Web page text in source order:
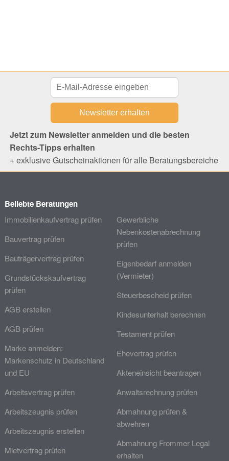
Jetzt zum Newsletter anmelden und die besten
Rechts-Tipps erhalten
+ exklusive Gutscheinaktionen für alle Beratungsbereiche
Beliebte Beratungen
Immobilienkaufvertrag prüfen
Bauvertrag prüfen
Bauträgervertrag prüfen
Grundstückskaufvertrag
prüfen
AGB erstellen
AGB prüfen
Marke anmelden:
Markenschutz in Deutschland
und EU
Arbeitsvertrag prüfen
Arbeitszeugnis prüfen
Arbeitszeugnis erstellen
Mietvertrag prüfen
Gewerbliche
Nebenkostenabrechnung
prüfen
Eigenbedarf anmelden
(Vermieter)
Steuerbescheid prüfen
Kindesunterhalt berechnen
Testament prüfen
Ehevertrag prüfen
Akteneinsicht beantragen
Anwaltsrechnung prüfen
Abmahnung prüfen &
abwehren
Abmahnung Frommer Legal
erhalten